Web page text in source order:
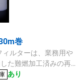
巻
ルターは、業務用や
た難燃加工済みの再
は4種類から選べま
あり